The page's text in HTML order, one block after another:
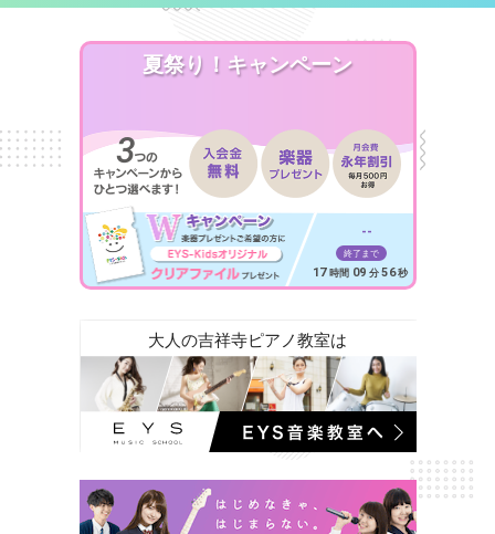
夏祭り！キャンペーン
--
終了まで
17 時間 09 分 54 秒
大人の吉祥寺ピアノ教室は